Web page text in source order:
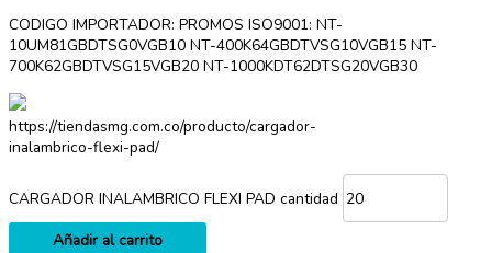
CODIGO IMPORTADOR: PROMOS ISO9001: NT-
10UM81GBDTSG0VGB10 NT-400K64GBDTVSG10VGB15 NT-
700K62GBDTVSG15VGB20 NT-1000KDT62DTSG20VGB30
https://tiendasmg.com.co/producto/cargador-
inalambrico-flexi-pad/
CARGADOR INALAMBRICO FLEXI PAD cantidad
Añadir al carrito